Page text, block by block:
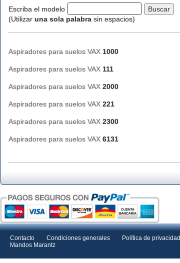
Escriba el modelo
(Utilizar una sola palabra sin espacios)
Aspiradores para suelos VAX 1000
Aspiradores para suelos VAX 111
Aspiradores para suelos VAX 2000
Aspiradores para suelos VAX 221
Aspiradores para suelos VAX 2300
Aspiradores para suelos VAX 6131
Contacto Condiciones generales Política de privacidad
Mandos Marantz